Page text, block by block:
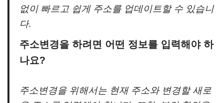
없이 빠르고 쉽게 주소를 업데이트할 수 있습니
다.
주소변경을 하려면 어떤 정보를 입력해야 하
나요?
주소변경을 위해서는 현재 주소와 변경할 새로